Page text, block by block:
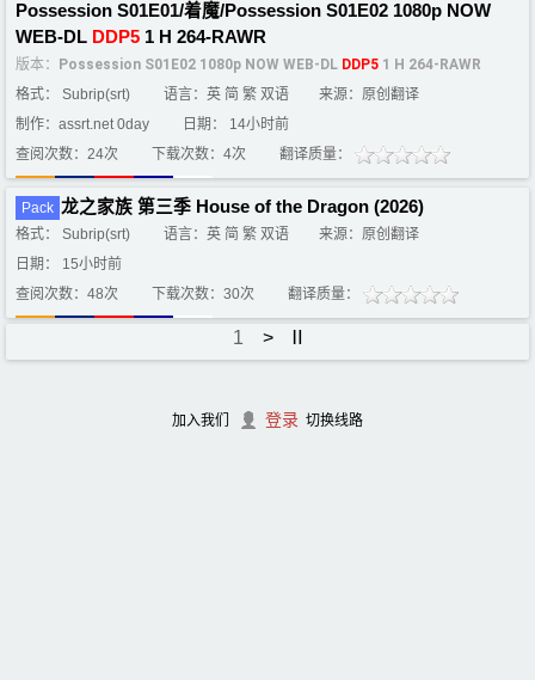
加入我们 登录 切换线路
Possession S01E01/着魔/Possession S01E02 1080p NOW
WEB-DL DDP5 1 H 264-RAWR
版本： Possession S01E02 1080p NOW WEB-DL DDP5 1 H 264-RAWR
格式： Subrip(srt)
语言：英 简 繁 双语
来源：原创翻译
制作：assrt.net 0day
日期： 14小时前
查阅次数：24次
下载次数：4次 翻译质量：
Pack 龙之家族 第三季 House of the Dragon (2026)
格式： Subrip(srt) 语言：英 简 繁 双语
来源：原创翻译
日期： 15小时前
查阅次数：48次
下载次数：30次 翻译质量：
1 >